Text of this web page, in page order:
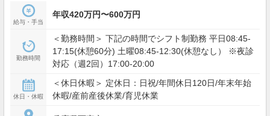
給与・手当
年収420万円〜600万円
勤務時間
＜勤務時間＞ 下記の時間でシフト制勤務 平日08:45-
17:15(休憩60分) 土曜08:45-12:30(休憩なし） ※夜診
対応（週2回）17:00-20:00
休日・休暇
＜休日休暇＞ 定休日：日祝/年間休日120日/年末年始
休暇/産前産後休業/育児休業